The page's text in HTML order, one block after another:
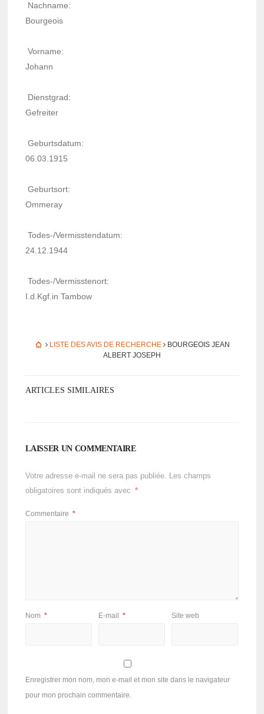
Nach­name:
Bour­geois
Vorname:
Johann
Dienst­grad:
Gefrei­ter
Geburts­da­tum:
06.03.1915
Geburt­sort:
Omme­ray
Todes-/Vermiss­ten­da­tum:
24.12.1944
Todes-/Vermiss­te­nort:
I.d.Kgf.in Tambow
LISTE DES AVIS DE RECHERCHE
BOURGEOIS JEAN
ALBERT JOSEPH
ARTICLES SIMILAIRES
LAISSER UN COMMENTAIRE
Votre adresse e-mail ne sera pas publiée. Les champs
obligatoires sont indiqués avec
*
Commentaire *
Nom * E-mail * Site web
Enregistrer mon nom, mon e-mail et mon site dans le navigateur
pour mon prochain commentaire.